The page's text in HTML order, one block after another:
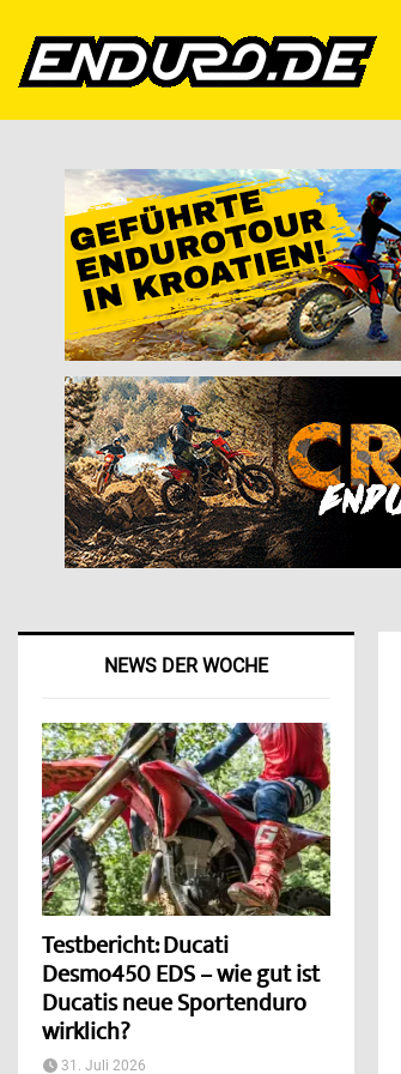
NEWS DER WOCHE
Testbericht: Ducati
Desmo450 EDS – wie gut ist
Ducatis neue Sportenduro
wirklich?
31. Juli 2026